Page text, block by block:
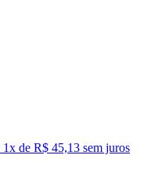
1x de R$ 45,13 sem juros